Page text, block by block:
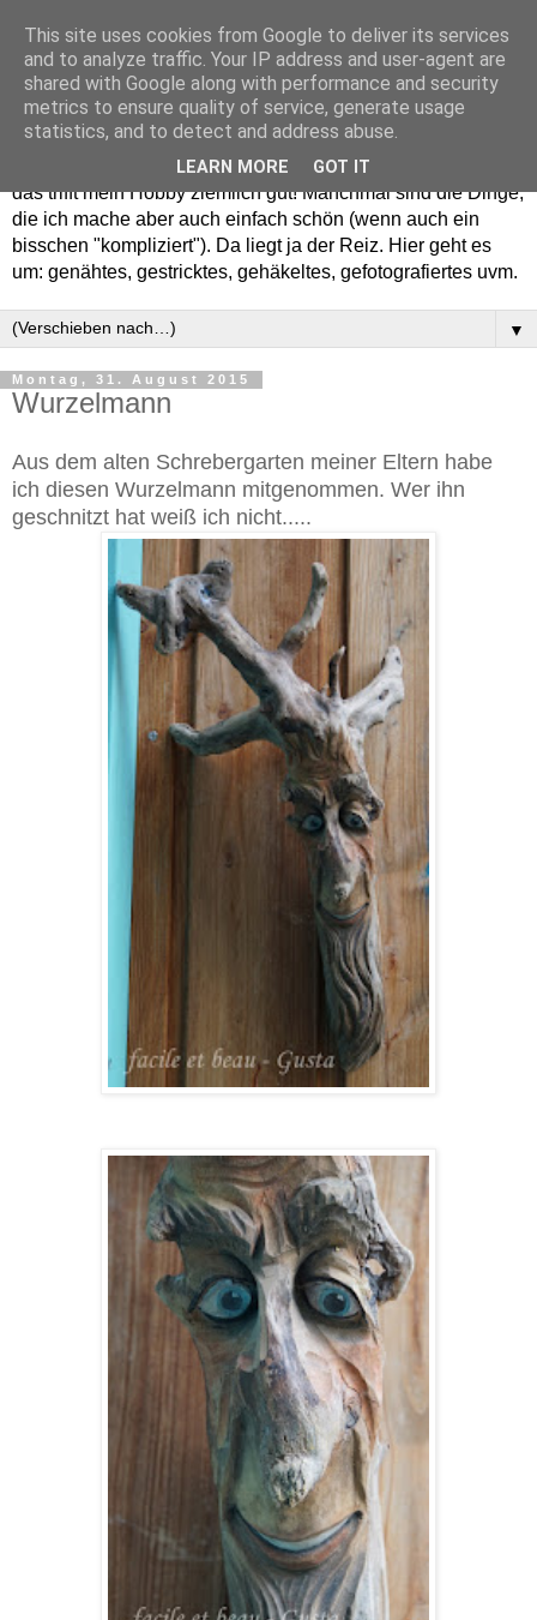
Willkommen in meinem "Wohnzimmer". Einfach und schön -
das trifft mein Hobby ziemlich gut! Manchmal sind die Dinge,
die ich mache aber auch einfach schön (wenn auch ein
bisschen "kompliziert"). Da liegt ja der Reiz. Hier geht es
um: genähtes, gestricktes, gehäkeltes, gefotografiertes uvm.
▼
Montag, 31. August 2015
Wurzelmann
Aus dem alten Schrebergarten meiner Eltern habe
ich diesen Wurzelmann mitgenommen. Wer ihn
geschnitzt hat weiß ich nicht.....
This site uses cookies from Google to deliver its services
and to analyze traffic. Your IP address and user-agent are
shared with Google along with performance and security
metrics to ensure quality of service, generate usage
statistics, and to detect and address abuse.
LEARN MORE GOT IT